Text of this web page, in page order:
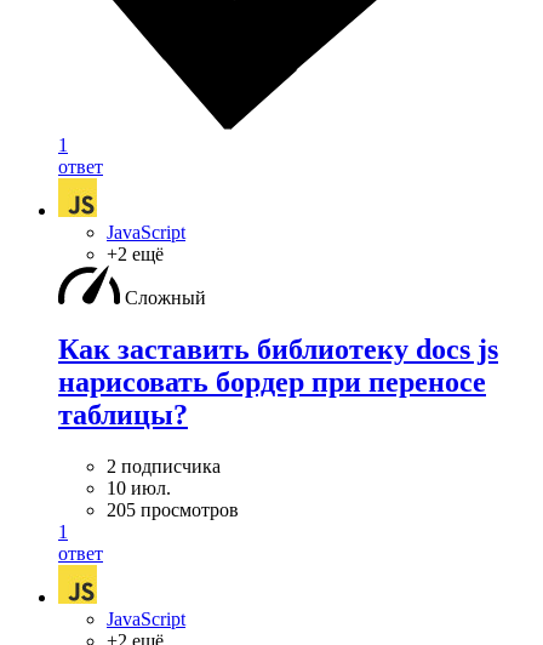
1
ответ
JavaScript
+2 ещё
Сложный
Как заставить библиотеку docs js
нарисовать бордер при переносе
таблицы?
2 подписчика
10 июл.
205 просмотров
1
ответ
JavaScript
+2 ещё